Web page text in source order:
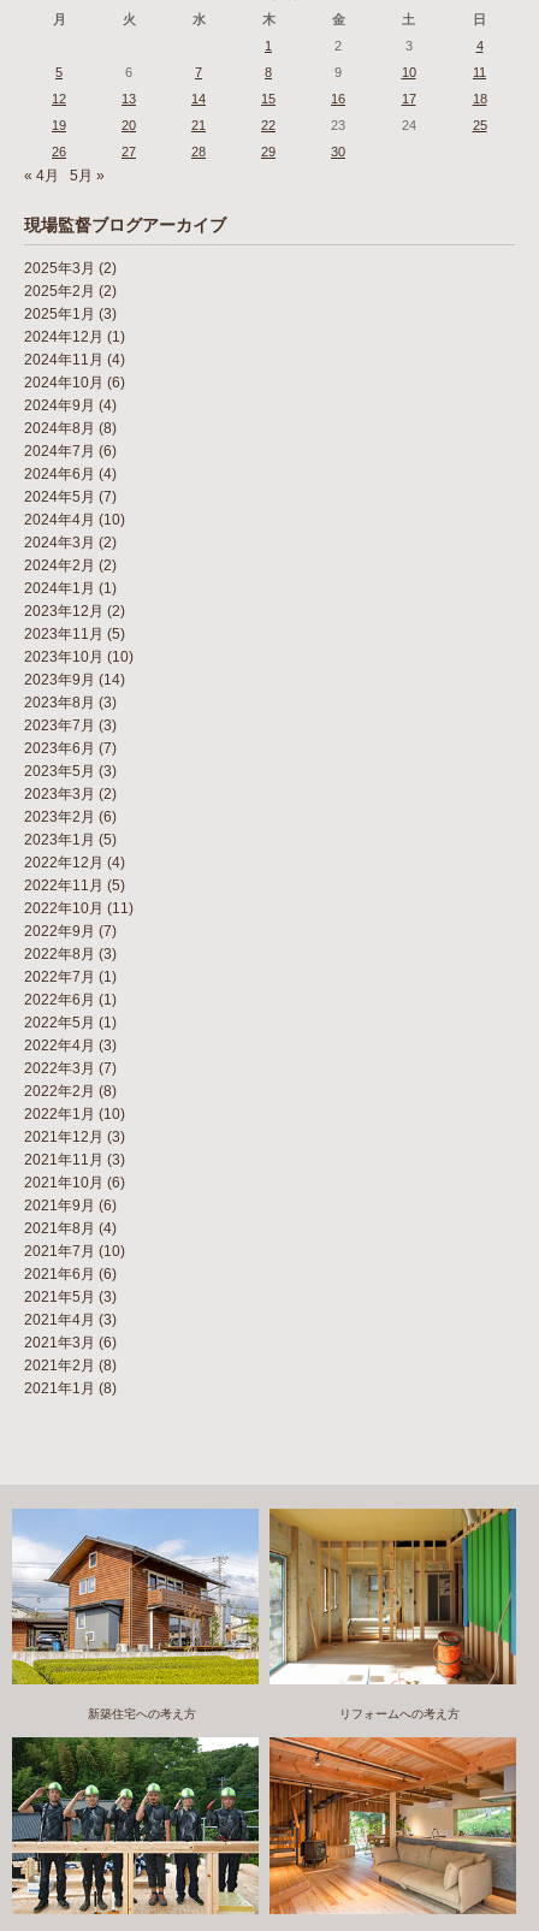
月
火 水 木 金 土
日
1
2 3
4
5
6 7 8 9 10
11
12
13 14 15 16 17
18
19
20 21 22 23 24
25
26
27 28 29 30
« 4月 5月 »
現場監督ブログアーカイブ
2025年3月 (2)
2025年2月 (2)
2025年1月 (3)
2024年12月 (1)
2024年11月 (4)
2024年10月 (6)
2024年9月 (4)
2024年8月 (8)
2024年7月 (6)
2024年6月 (4)
2024年5月 (7)
2024年4月 (10)
2024年3月 (2)
2024年2月 (2)
2024年1月 (1)
2023年12月 (2)
2023年11月 (5)
2023年10月 (10)
2023年9月 (14)
2023年8月 (3)
2023年7月 (3)
2023年6月 (7)
2023年5月 (3)
2023年3月 (2)
2023年2月 (6)
2023年1月 (5)
2022年12月 (4)
2022年11月 (5)
2022年10月 (11)
2022年9月 (7)
2022年8月 (3)
2022年7月 (1)
2022年6月 (1)
2022年5月 (1)
2022年4月 (3)
2022年3月 (7)
2022年2月 (8)
2022年1月 (10)
2021年12月 (3)
2021年11月 (3)
2021年10月 (6)
2021年9月 (6)
2021年8月 (4)
2021年7月 (10)
2021年6月 (6)
2021年5月 (3)
2021年4月 (3)
2021年3月 (6)
2021年2月 (8)
2021年1月 (8)
新築住宅への考え方 リフォームへの考え方